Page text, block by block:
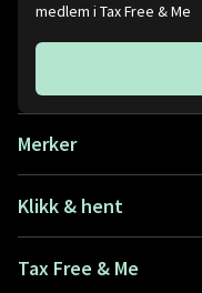
medlem i Tax Free & Me
Merker
Klikk & hent
Tax Free & Me